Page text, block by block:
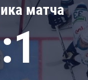
матча